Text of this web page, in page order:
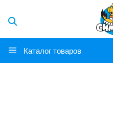
Каталог товаров